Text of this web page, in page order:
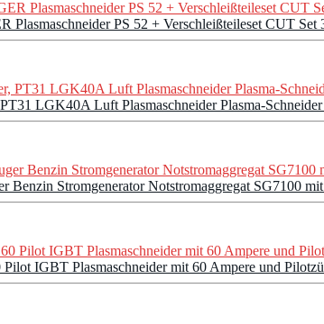
Plasmaschneider PS 52 + Verschleißteileset CUT Set
PT31 LGK40A Luft Plasmaschneider Plasma-
Benzin Stromgenerator Notstromaggregat SG7100
IGBT Plasmaschneider mit 60 Ampere und